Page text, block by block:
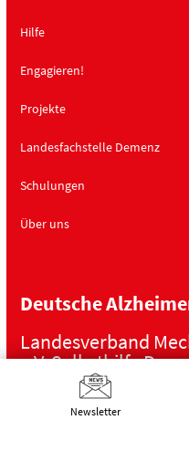
Hilfe
Engagieren!
Projekte
Landesfachstelle Demenz
Schulungen
Über uns
Deutsche
Landesverband
e.V. Selbsthilfe
Schwaaner
18055 Rostock
Newsletter